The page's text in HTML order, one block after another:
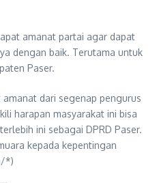
amanat partai agar dapat
dengan baik. Terutama untuk
Paser.
dari segenap pengurus
harapan masyarakat ini bisa
ini sebagai DPRD Paser.
kepada kepentingan
*)